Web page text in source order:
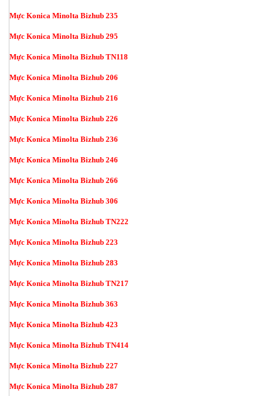
Mực Konica Minolta Bizhub 235
Mực Konica Minolta Bizhub 295
Mực Konica Minolta Bizhub TN118
Mực Konica Minolta Bizhub 206
Mực Konica Minolta Bizhub 216
Mực Konica Minolta Bizhub 226
Mực Konica Minolta Bizhub 236
Mực Konica Minolta Bizhub 246
Mực Konica Minolta Bizhub 266
Mực Konica Minolta Bizhub 306
Mực Konica Minolta Bizhub TN222
Mực Konica Minolta Bizhub 223
Mực Konica Minolta Bizhub 283
Mực Konica Minolta Bizhub TN217
Mực Konica Minolta Bizhub 363
Mực Konica Minolta Bizhub 423
Mực Konica Minolta Bizhub TN414
Mực Konica Minolta Bizhub 227
Mực Konica Minolta Bizhub 287